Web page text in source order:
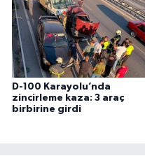
D-100 Karayolu’nda
zincirleme kaza: 3 araç
birbirine girdi